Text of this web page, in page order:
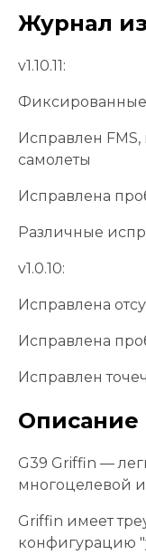
Журнал
v1.10.11:
Исправлен
самолеты
Исправлена
Различные
v1.0.10:
Исправлена
Исправлена
Исправлен
Описание
G39 Griffin —
многоцелевой
Griffin имеет
конфигурацию